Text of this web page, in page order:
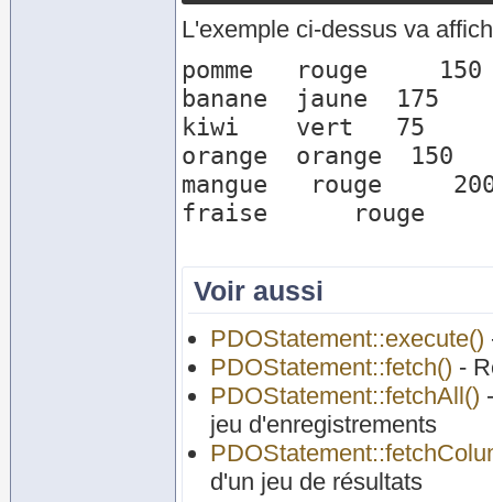
L'exemple ci-dessus va
pomme   rouge     150
banane  jaune  175
kiwi    vert   75
orange  orange  150
mangue   rouge
fraise      rouge
Voir aussi
PDOStatement::execute()
PDOStatement::fetch() -
PDOStatement::fetchAll()
jeu d'enregistrements
d'un jeu de résultats